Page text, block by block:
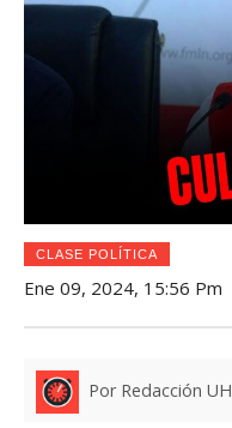
CLASE POLÍTICA
Ene 09, 2024, 15:56 Pm
Por Redacción UH